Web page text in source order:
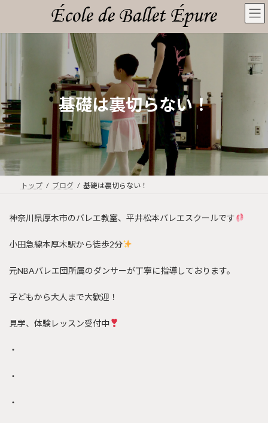
ッ
プ
移
動
基礎は裏切らない！
トップ ブログ 基礎は裏切らない！
神奈川県厚木市のバレエ教室、平井松本バレエスクールです
小田急線本厚木駅から徒歩2分
元NBAバレエ団所属のダンサーが丁寧に指導しております。
子どもから大人まで大歓迎！
見学、体験レッスン受付中
・
・
・